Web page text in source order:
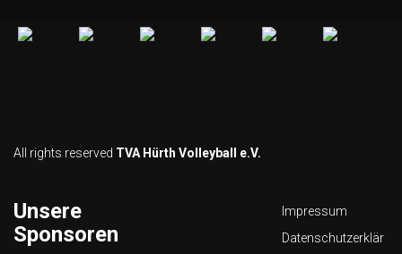
All rights reserved TVA Hürth Volleyball e.V.
Unsere
Sponsoren
Impressum
Datenschutzerklär